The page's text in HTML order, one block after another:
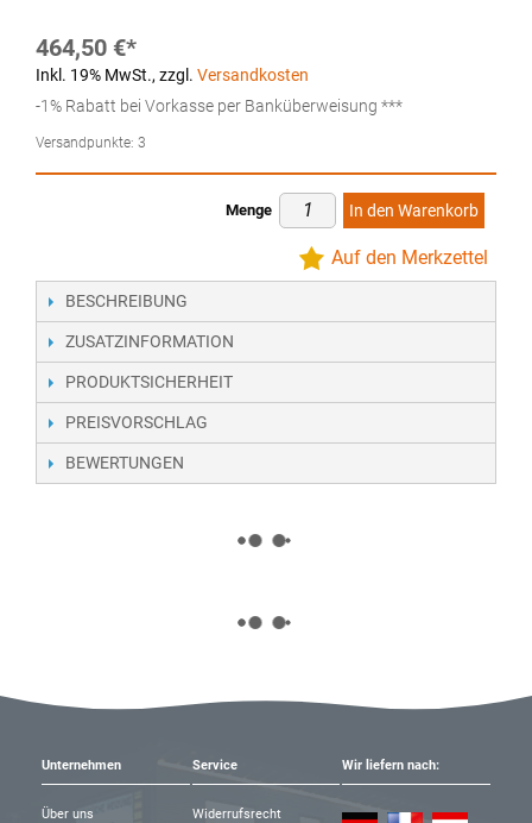
464,50 €
Inkl. 19% MwSt., zzgl. Versandkosten
-1% Rabatt bei Vorkasse per Banküberweisung ***
Versandpunkte: 3
Menge In den Warenkorb
Auf den Merkzettel
BESCHREIBUNG
ZUSATZINFORMATION
PRODUKTSICHERHEIT
PREISVORSCHLAG
BEWERTUNGEN
Unternehmen
Über uns
Service
Widerrufsrecht
Wir liefern nach: